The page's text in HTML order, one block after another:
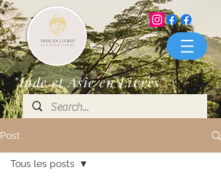
"Inde et Asie en Livres"
Post
Tous les posts